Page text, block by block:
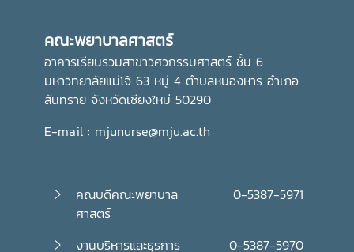
คณะพยาบาลศาสตร์
อาคารเรียนรวมสาขาวิศวกรรมศาสตร์ ชั้น 6
มหาวิทยาลัยแม่โจ้ 63 หมู่ 4 ตำบลหนองหาร อำเภอ
สันทราย จังหวัดเชียงใหม่ 50290
E-mail : mjunurse@mju.ac.th
คณบดีคณะพยาบาล
ศาสตร์
0-5387-5971
งานบริหารและธุรการ 0-5387-5970